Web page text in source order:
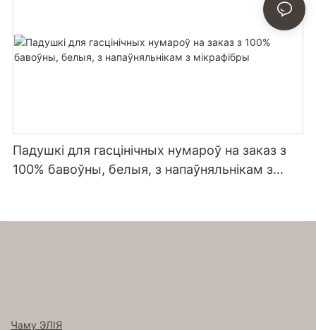
Падушкі для гасцінічных нумароў на заказ з
100% бавоўны, белыя, з напаўняльнікам з
Чаму ЭЛІЯ